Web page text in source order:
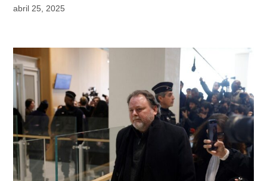
abril 25, 2025